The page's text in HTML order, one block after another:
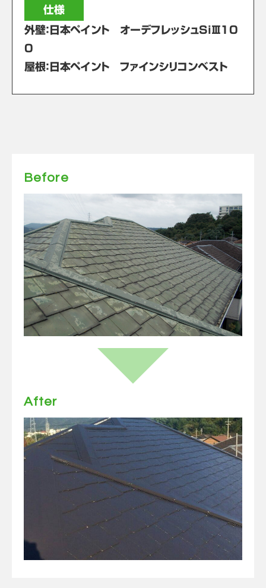
仕様
外壁：日本ペイント オーデフレッシュSiⅢ10
0
屋根：日本ペイント ファインシリコンベスト
Before
After